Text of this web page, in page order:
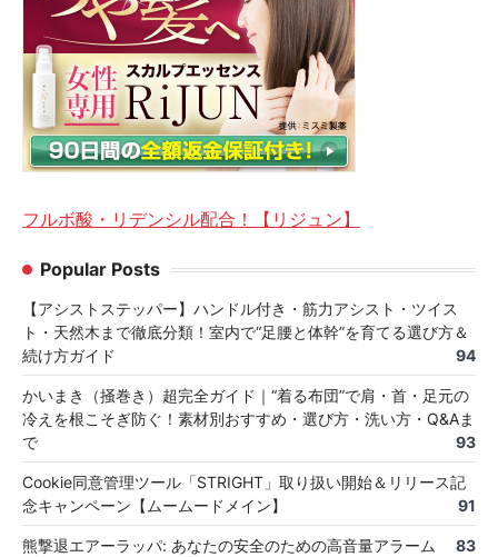
フルボ酸・リデンシル配合！【リジュン】
Popular Posts
【アシストステッパー】ハンドル付き・筋力アシスト・ツイス
ト・天然木まで徹底分類！室内で“足腰と体幹”を育てる選び方＆
続け方ガイド
94
かいまき（掻巻き）超完全ガイド｜“着る布団”で肩・首・足元の
冷えを根こそぎ防ぐ！素材別おすすめ・選び方・洗い方・Q&Aま
で
93
Cookie同意管理ツール「STRIGHT」取り扱い開始＆リリース記
念キャンペーン【ムームードメイン】
91
熊撃退エアーラッパ: あなたの安全のための高音量アラーム 83